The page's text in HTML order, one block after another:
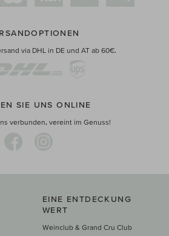
via DHL in DE und AT ab 60€.
SIE UNS ONLINE
verbunden, vereint im Genuss!
EINE ENTDECKUNG
WERT
Weinclub & Grand Cru Club